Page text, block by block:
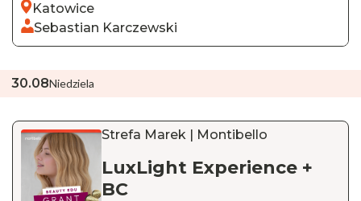
Katowice
Sebastian Karczewski
Niedziela
30.08
Strefa Marek | Montibello
LuxLight Experience +
BC